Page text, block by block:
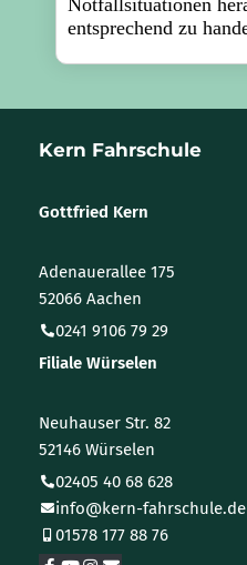
Kern Fahrschule
Gottfried Kern
Adenauerallee 175
52066 Aachen
0241 9106 79 29
Filiale Würselen
Neuhauser Str. 82
52146 Würselen
02405 40 68 628
info@kern-fahrschule.de
01578 177 88 76